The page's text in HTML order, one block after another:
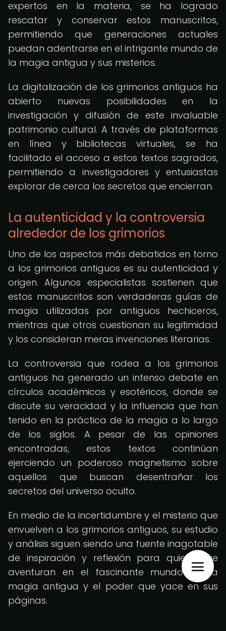
expertos en la materia, se ha logrado
rescatar y conservar estos manuscritos,
permitiendo que generaciones actuales
puedan adentrarse en el intrigante mundo de
la magia antigua y sus misterios.
La digitalización de los grimorios antiguos ha
abierto nuevas posibilidades en la
investigación y difusión de este invaluable
patrimonio cultural. A través de plataformas
en línea y bibliotecas virtuales, se ha
facilitado el acceso a estos textos sagrados,
permitiendo a investigadores y entusiastas
explorar de cerca los secretos que encierran.
La autenticidad y la controversia
alrededor de los grimorios
Uno de los aspectos más debatidos en torno
a los grimorios antiguos es su autenticidad y
origen. Algunos especialistas sostienen que
estos manuscritos son verdaderas guías de
magia utilizadas por antiguos hechiceros,
mientras que otros cuestionan su legitimidad
y los consideran meras invenciones literarias.
La controversia que rodea a los grimorios
antiguos ha generado un intenso debate en
círculos académicos y esotéricos, donde se
discute su veracidad y la influencia que han
tenido en la práctica de la magia a lo largo
de los siglos. A pesar de las opiniones
encontradas, estos textos continúan
ejerciendo un poderoso magnetismo sobre
aquellos que buscan desentrañar los
secretos del universo oculto.
En medio de la incertidumbre y el misterio que
envuelven a los grimorios antiguos, su estudio
y análisis siguen siendo una fuente inagotable
de inspiración y reflexión para quienes se
aventuran en el fascinante mundo de la
magia antigua y el poder que yace en sus
páginas.